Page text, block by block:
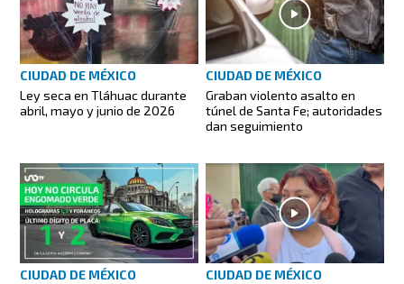
CIUDAD DE MÉXICO
Ley seca en Tláhuac durante
abril, mayo y junio de 2026
CIUDAD DE MÉXICO
Graban violento asalto en
túnel de Santa Fe; autoridades
dan seguimiento
CIUDAD DE MÉXICO
CIUDAD DE MÉXICO